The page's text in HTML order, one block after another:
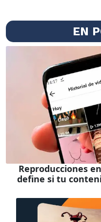
EN
Reproducciones
define si tu